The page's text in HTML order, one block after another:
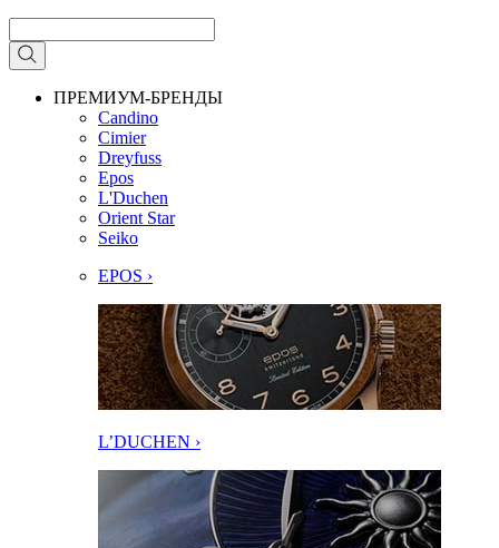
ПРЕМИУМ-БРЕНДЫ
Candino
Cimier
Dreyfuss
Epos
L'Duchen
Orient Star
Seiko
EPOS ›
L’DUCHEN ›